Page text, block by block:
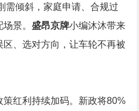
需倾斜，家庭申请、合规过
景。 盛昂京牌小编沐沐带来
、选对方向，让车轮不再被
红利持续加码。新政将80%